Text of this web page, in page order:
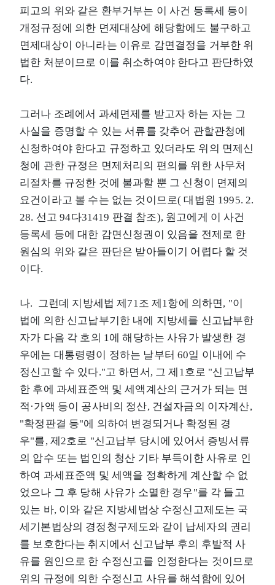
피고의 위와 같은 환부거부는 이 사건 등록세 등이
개정규정에 의한 면제대상에 해당함에도 불구하고
면제대상이 아니라는 이유로 감면결정을 거부한 위
법한 처분이므로 이를 취소하여야 한다고 판단하였
다.
그러나 조례에서 과세면제를 받고자 하는 자는 그
사실을 증명할 수 있는 서류를 갖추어 관할관청에
신청하여야 한다고 규정하고 있더라도 위의 면제신
청에 관한 규정은 면제처리의 편의를 위한 사무처
리절차를 규정한 것에 불과할 뿐 그 신청이 면제의
요건이라고 볼 수는 없는 것이므로( 대법원 1995. 2.
28. 선고 94다31419 판결 참조), 원고에게 이 사건
등록세 등에 대한 감면신청권이 있음을 전제로 한
원심의 위와 같은 판단은 받아들이기 어렵다 할 것
이다.
나. 그런데 지방세법 제71조 제1항에 의하면, "이
법에 의한 신고납부기한 내에 지방세를 신고납부한
자가 다음 각 호의 1에 해당하는 사유가 발생한 경
우에는 대통령령이 정하는 날부터 60일 이내에 수
정신고할 수 있다."고 하면서, 그 제1호로 "신고납부
한 후에 과세표준액 및 세액계산의 근거가 되는 면
적·가액 등이 공사비의 정산, 건설자금의 이자계산,
"확정판결 등"에 의하여 변경되거나 확정된 경
우"를, 제2호로 "신고납부 당시에 있어서 증빙서류
의 압수 또는 법인의 청산 기타 부득이한 사유로 인
하여 과세표준액 및 세액을 정확하게 계산할 수 없
었으나 그 후 당해 사유가 소멸한 경우"를 각 들고
있는 바, 이와 같은 지방세법상 수정신고제도는 국
세기본법상의 경정청구제도와 같이 납세자의 권리
를 보호한다는 취지에서 신고납부 후의 후발적 사
유를 원인으로 한 수정신고를 인정한다는 것이므로
위의 규정에 의한 수정신고 사유를 해석함에 있어